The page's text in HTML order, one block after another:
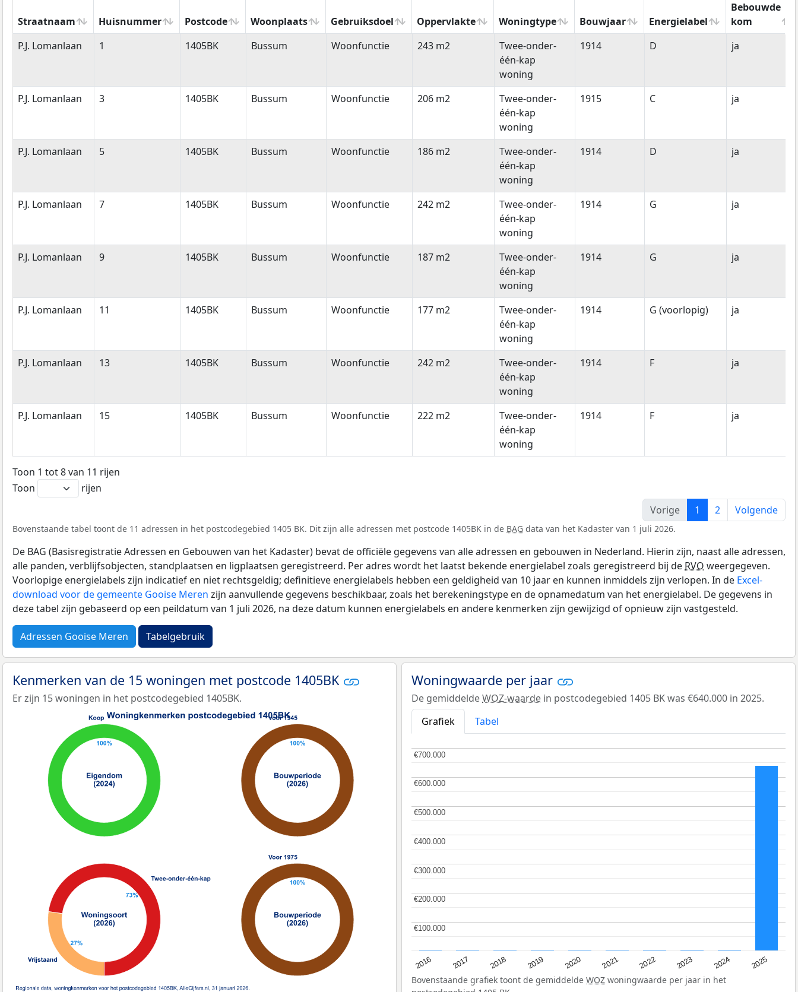
Straatnaam Huisnummer Postcode Woonplaats Gebruiksdoel Oppervlakte Woningtype Bouwjaar Energielabel
Bebouwde
kom
Straatnaam
Huisnummer Postcode Woonplaats Gebruiksdoel Oppervlakte Woningtype Bouwjaar Energielabel
Bebouwde
kom
P.J. Lomanlaan 1 1405BK Bussum Woonfunctie 243 m2
Twee-onder-
één-kap
woning
1914 D ja
P.J. Lomanlaan 3 1405BK Bussum Woonfunctie 206 m2
Twee-onder-
één-kap
woning
1915 C ja
P.J. Lomanlaan 5 1405BK Bussum Woonfunctie 186 m2
Twee-onder-
één-kap
woning
1914 D ja
P.J. Lomanlaan 7 1405BK Bussum Woonfunctie 242 m2
Twee-onder-
één-kap
woning
1914 G ja
P.J. Lomanlaan 9 1405BK Bussum Woonfunctie 187 m2
Twee-onder-
één-kap
woning
1914 G ja
P.J. Lomanlaan 11 1405BK Bussum Woonfunctie 177 m2
Twee-onder-
één-kap
woning
1914 G (voorlopig) ja
P.J. Lomanlaan 13 1405BK Bussum Woonfunctie 242 m2
Twee-onder-
één-kap
woning
1914 F ja
P.J. Lomanlaan 15 1405BK Bussum Woonfunctie 222 m2
Twee-onder-
één-kap
woning
1914 F ja
Toon 1 tot 8 van 11 rijen
Toon
rijen
Vorige
1 2 Volgende
Bovenstaande tabel toont de 11 adressen in het postcodegebied 1405 BK. Dit zijn alle adressen met postcode 1405BK in de BAG data van het Kadaster van 1 juli 2026.
De BAG (Basisregistratie Adressen en Gebouwen van het Kadaster) bevat de officiële gegevens van alle adressen en gebouwen in Nederland. Hierin zijn, naast alle adressen,
alle panden, verblijfsobjecten, standplaatsen en ligplaatsen geregistreerd. Per adres wordt het laatst bekende energielabel zoals geregistreerd bij de RVO weergegeven.
Voorlopige energielabels zijn indicatief en niet rechtsgeldig; definitieve energielabels hebben een geldigheid van 10 jaar en kunnen inmiddels zijn verlopen. In de Excel-
download voor de gemeente Gooise Meren zijn aanvullende gegevens beschikbaar, zoals het berekeningstype en de opnamedatum van het energielabel. De gegevens in
deze tabel zijn gebaseerd op een peildatum van 1 juli 2026, na deze datum kunnen energielabels en andere kenmerken zijn gewijzigd of opnieuw zijn vastgesteld.
Adressen Gooise Meren Tabelgebruik
Kenmerken van de 15 woningen met postcode 1405BK
Er zijn 15 woningen in het postcodegebied 1405BK.
Woningwaarde per jaar
De gemiddeldeWOZ-waarde in postcodegebied 1405 BK was €640.000 in 2025.
Grafiek
Tabel
2016 2017 2018 2019 2020 2021 2022 2023 2024 2025
€100.000
€100.000
€200.000
€200.000
€300.000
€300.000
€400.000
€400.000
€500.000
€500.000
€600.000
€600.000
€700.000
€700.000
Bovenstaande grafiek toont de gemiddelde WOZ woningwaarde per jaar in het